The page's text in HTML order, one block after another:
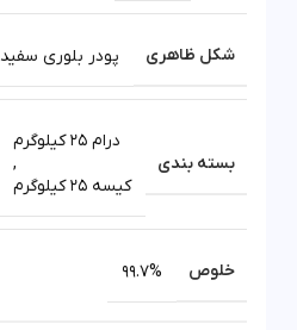
شکل ظاهری پودر بلوری سفید
بسته بندی
درام 25 کیلوگرم
,
کیسه 25 کیلوگرم
خلوص 99.7%